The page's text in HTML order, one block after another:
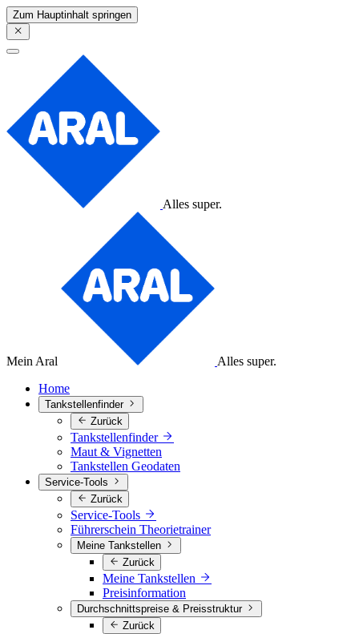
Zum Hauptinhalt springen
Alles super.
Mein Aral
Alles super.
Home
Tankstellenfinder
Zurück
Tankstellenfinder
Maut & Vignetten
Tankstellen Geodaten
Service-Tools
Zurück
Service-Tools
Führerschein Theorietrainer
Meine Tankstellen
Zurück
Meine Tankstellen
Preisinformation
Durchschnittspreise & Preisstruktur
Zurück